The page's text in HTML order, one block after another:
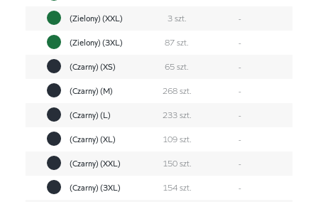
(Zielony) (XXL)
3 szt.
-
(Zielony) (3XL)
87 szt.
-
(Czarny) (XS)
65 szt.
-
(Czarny) (M)
268 szt.
-
(Czarny) (L)
233 szt.
-
(Czarny) (XL)
109 szt.
-
(Czarny) (XXL)
150 szt.
-
(Czarny) (3XL)
154 szt.
-